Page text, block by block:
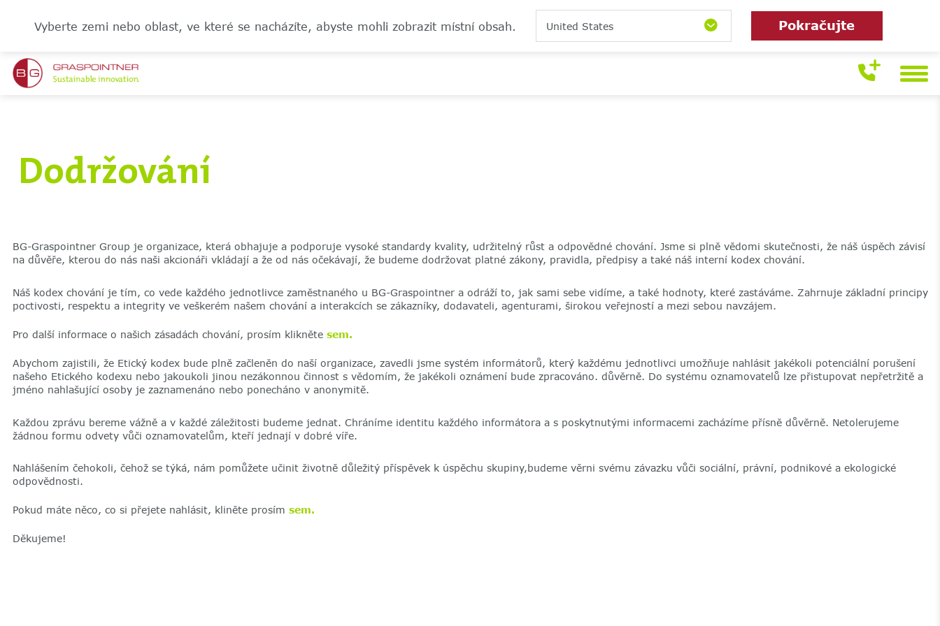
Vyberte zemi nebo oblast, ve které se nacházíte, abyste mohli zobrazit místní obsah. United States Pokračujte
Dodržování
BG-Graspointner Group je organizace, která obhajuje a podporuje vysoké standardy kvality, udržitelný růst a odpovědné chování. Jsme si plně vědomi skutečnosti, že náš úspěch závisí
na důvěře, kterou do nás naši akcionáři vkládají a že od nás očekávají, že budeme dodržovat platné zákony, pravidla, předpisy a také náš interní kodex chování.
Náš kodex chování je tím, co vede každého jednotlivce zaměstnaného u BG-Graspointner a odráží to, jak sami sebe vidíme, a také hodnoty, které zastáváme. Zahrnuje základní principy
poctivosti, respektu a integrity ve veškerém našem chování a interakcích se zákazníky, dodavateli, agenturami, širokou veřejností a mezi sebou navzájem.
Pro další informace o našich zásadách chování, prosím klikněte sem.
Abychom zajistili, že Etický kodex bude plně začleněn do naší organizace, zavedli jsme systém informátorů, který každému jednotlivci umožňuje nahlásit jakékoli potenciální porušení
našeho Etického kodexu nebo jakoukoli jinou nezákonnou činnost s vědomím, že jakékoli oznámení bude zpracováno. důvěrně. Do systému oznamovatelů lze přistupovat nepřetržitě a
jméno nahlašující osoby je zaznamenáno nebo ponecháno v anonymitě.
Každou zprávu bereme vážně a v každé záležitosti budeme jednat. Chráníme identitu každého informátora a s poskytnutými informacemi zacházíme přísně důvěrně. Netolerujeme
žádnou formu odvety vůči oznamovatelům, kteří jednají v dobré víře.
Nahlášením čehokoli, čehož se týká, nám pomůžete učinit životně důležitý příspěvek k úspěchu skupiny,budeme věrni svému závazku vůči sociální, právní, podnikové a ekologické
odpovědnosti.
Pokud máte něco, co si přejete nahlásit, kliněte prosím sem.
Děkujeme!